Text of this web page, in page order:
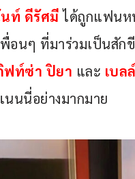
ท์ ดีรัศมี ได้ถูกแฟนห
อนๆ ที่มาร่วมเป็นสั
ฟท์ซ่า ปิยา และ เบ
นนี่อย่างมากมาย